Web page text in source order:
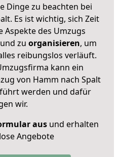
Dinge zu beachten bei
Es ist wichtig, sich Zeit
Aspekte des Umzugs
und zu organisieren, um
reibungslos verläuft.
kann ein
von Hamm nach Spalt
werden und dafür
wir.
ausund erhalten
Angebote